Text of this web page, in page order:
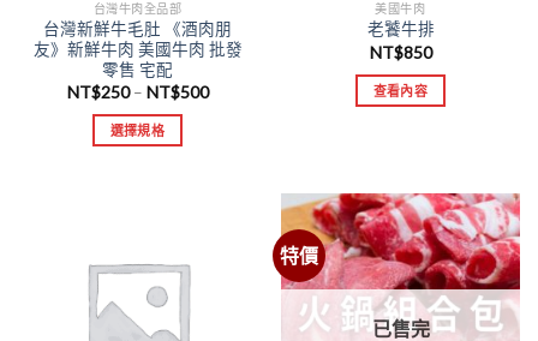
台灣牛肉全品部
台灣新鮮牛毛肚 《酒肉朋
友》新鮮牛肉 美國牛肉 批發
零售 宅配
NT$250– NT$500
選擇規格
美國牛肉
老饕牛排
NT$850
查看內容
特價
已售完